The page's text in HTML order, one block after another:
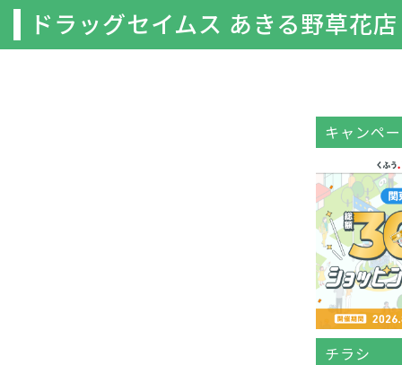
ドラッグセイムス あきる野草花店
キャンペ
チラシ